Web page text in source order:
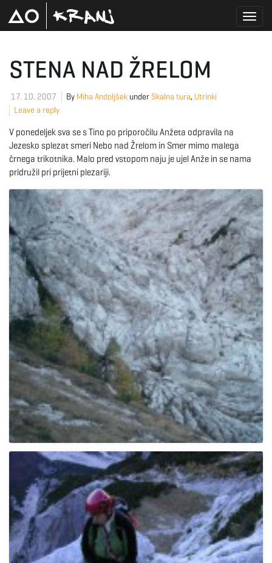
g
l
e
n
a
v
i
g
STENA NAD ŽRELOM
17. 10. 2007 By Miha Andoljšek under Skalna tura, Utrinki
Leave a reply
V ponedeljek sva se s Tino po priporočilu Anžeta odpravila na
Jezesko splezat smeri Nebo nad Žrelom in Smer mimo malega
črnega trikotnika. Malo pred vstopom naju je ujel Anže in se nama
pridružil pri prijetni plezariji.